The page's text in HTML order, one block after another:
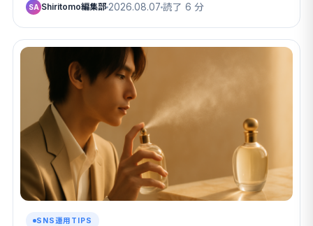
SA Shiritomo編集部 2026.08.07 読了 6 分
SNS運用TIPS